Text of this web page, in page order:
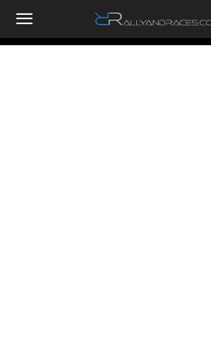
RallyandRaces.com